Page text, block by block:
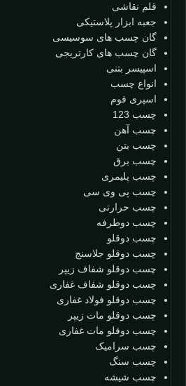
قلم نقاشی
جعبه ابزار پلاستیکی
گان چسب های سوسیسی
گان چسب های کارتریجی
اسپیسر بتنی
انواع چسب
اسپری فوم
چسب 123
چسب آهن
چسب بتن
چسب برق
چسب پلیمری
چسب پی وی سی
چسب حرارتی
چسب دوطرفه
چسب دوقلو
چسب دوقلو جلاسنج
چسب دوقلو شفاف زیپر
چسب دوقلو شفاف غفاری
چسب دوقلو فولاد غفاری
چسب دوقلو مات زیپر
چسب دوقلو مات غفاری
چسب سرامیک
چسب سنگ
چسب شیشه